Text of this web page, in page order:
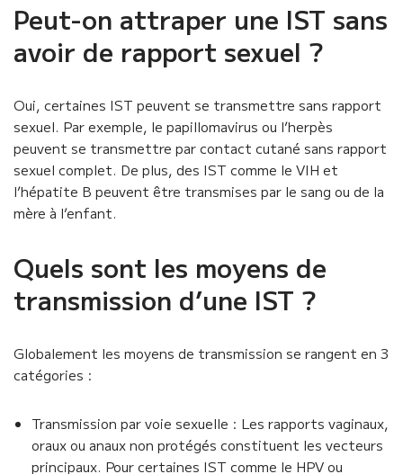
Peut-on attraper une IST sans
avoir de rapport sexuel ?
Oui, certaines IST peuvent se transmettre sans rapport
sexuel. Par exemple, le papillomavirus ou l’herpès
peuvent se transmettre par contact cutané sans rapport
sexuel complet. De plus, des IST comme le VIH et
l’hépatite B peuvent être transmises par le sang ou de la
mère à l’enfant.
Quels sont les moyens de
transmission d’une IST ?
Globalement les moyens de transmission se rangent en 3
catégories :
Transmission par voie sexuelle : Les rapports vaginaux,
oraux ou anaux non protégés constituent les vecteurs
principaux. Pour certaines IST comme le HPV ou